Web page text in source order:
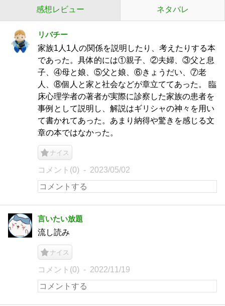
感想レビュー ネタバレ
リバチー
家族1人1人の関係を説明したり、考えたりする本
であった。具体的には①親子、②夫婦、③父と息
子、④母と娘、⑤父と娘、⑥きょうだい、⑦老
人、⑧個人と家と社会などが章立ててあった。 臨
床心理学者の著者が実際に診察した家族の患者を
事例として説明し、解説はギリシャの神々を用い
て書かれてあった。あまり納得や驚きを感じる文
章の本ではなかった。
ナイス
コメント(0) 2023/05/02
言いたい放題
流し読み
ナイス
コメント(0) 2022/11/19